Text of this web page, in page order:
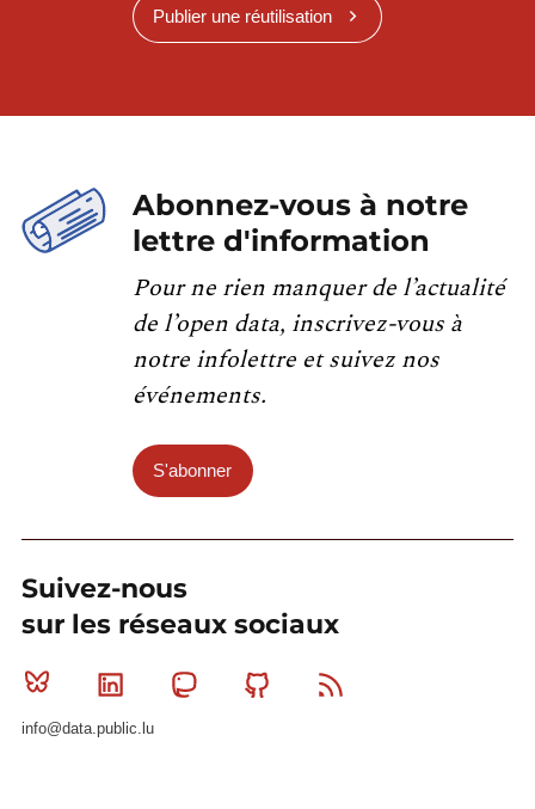
Publier une réutilisation
Abonnez-vous à notre
lettre d'information
Pour ne rien manquer de l’actualité
de l’open data, inscrivez-vous à
notre infolettre et suivez nos
événements.
S'abonner
Suivez-nous
sur les réseaux sociaux
Bluesky Linkedin MastodonGithub
info@data.public.lu